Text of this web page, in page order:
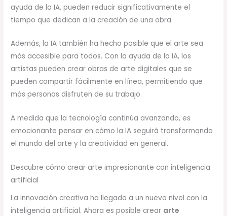
ayuda de la IA, pueden reducir significativamente el
tiempo que dedican a la creación de una obra.
Además, la IA también ha hecho posible que el arte sea
más accesible para todos. Con la ayuda de la IA, los
artistas pueden crear obras de arte digitales que se
pueden compartir fácilmente en línea, permitiendo que
más personas disfruten de su trabajo.
A medida que la tecnología continúa avanzando, es
emocionante pensar en cómo la IA seguirá transformando
el mundo del arte y la creatividad en general.
Descubre cómo crear arte impresionante con inteligencia
artificial
La innovación creativa ha llegado a un nuevo nivel con la
inteligencia artificial. Ahora es posible crear arte